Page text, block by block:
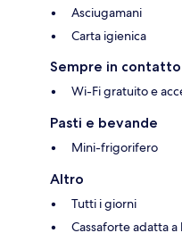
Asciugamani
Carta igienica
Sempre in contatto
Wi-Fi gratuito e
Pasti e bevande
Mini-frigorifero
Altro
Tutti i giorni
Cassaforte adatta